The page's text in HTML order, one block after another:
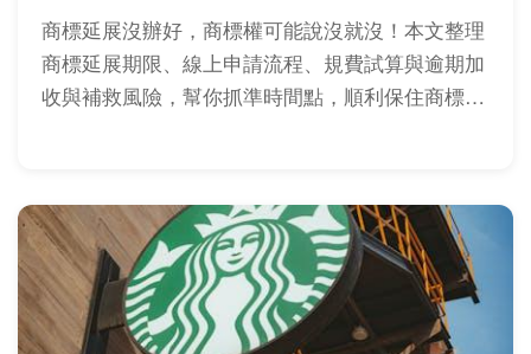
商標延展沒辦好，商標權可能說沒就沒！本文整理
商標延展期限、線上申請流程、規費試算與逾期加
收與補救風險，幫你抓準時間點，順利保住商標